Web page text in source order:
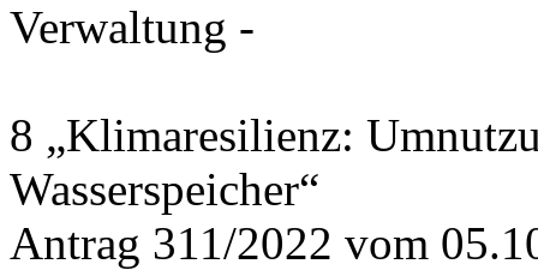
Verwaltung -
8 „Klimaresilienz:
Wasserspeicher“
Antrag 311/2022 vom